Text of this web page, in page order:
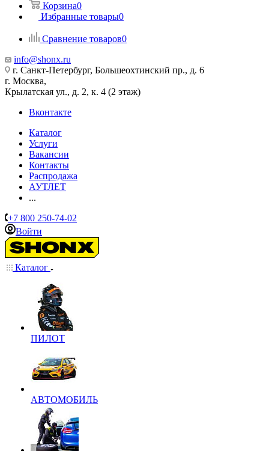
Корзина0
Избранные товары0
Сравнение товаров0
info@shonx.ru
г. Санкт-Петербург, Большеохтинский пр., д. 6
г. Москва,
Крылатская ул., д. 2, к. 4 (2 этаж)
Вконтакте
Каталог
Услуги
Вакансии
Контакты
Распродажа
АУТЛЕТ
...
+7 800 250-74-02
Войти
Каталог
ПИЛОТ
АВТОМОБИЛЬ